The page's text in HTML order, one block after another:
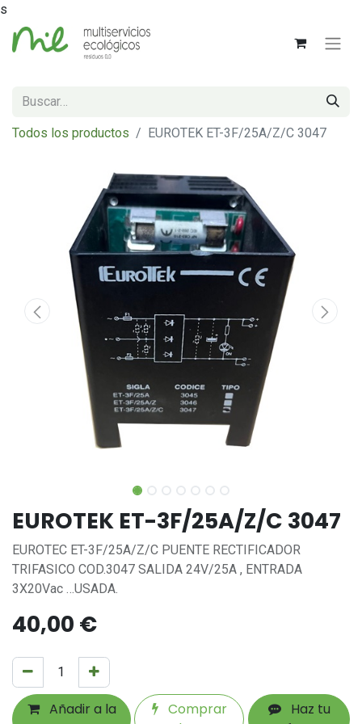
s
Todos los productos EUROTEK ET-3F/25A/Z/C 3047
EUROTEK ET-3F/25A/Z/C 3047
EUROTEC ET-3F/25A/Z/C PUENTE RECTIFICADOR
TRIFASICO COD.3047 SALIDA 24V/25A , ENTRADA
3X20Vac …USADA.
40,00 €
Añadir a la
Comprar
Haz tu